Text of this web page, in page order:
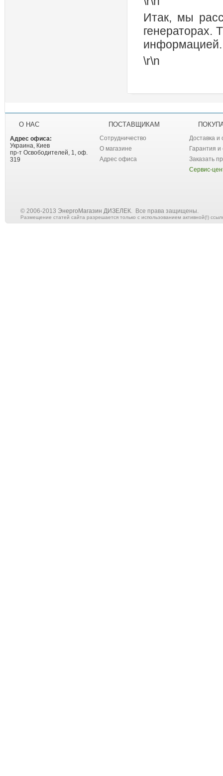
Итак, мы
генераторах.
информацией.
\r\n
О НАС
Адрес офиса:
Украина, Киев
пр-т Освободителей, 1, оф.
319
ПОСТАВЩИКАМ
Сотрудничество
О магазине
Адрес офиса
Доставка и
Гарантия и
Заказать
Сервис-
© 2006-2013 ЭнергоМагазин ДИЗЕЛЕК. Все права защищены.
Размещение статей сайта разрешается только с использованием активной(!)